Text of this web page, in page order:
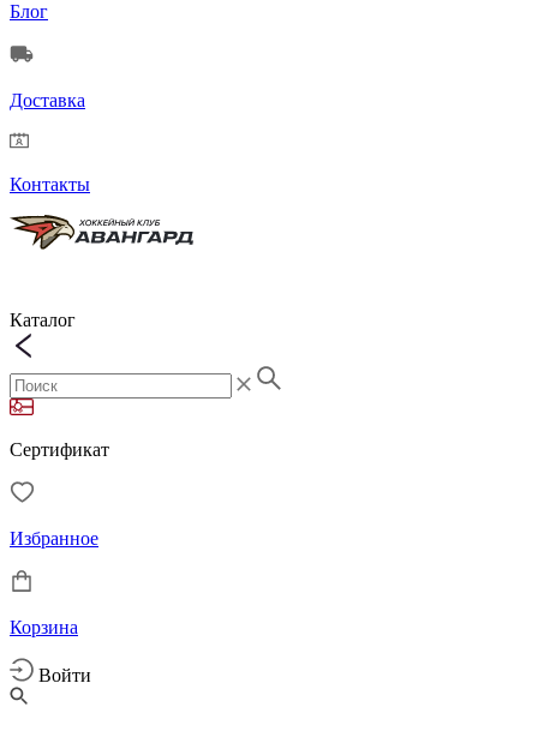
Блог
Доставка
Контакты
Каталог
Сертификат
Избранное
Корзина
Войти